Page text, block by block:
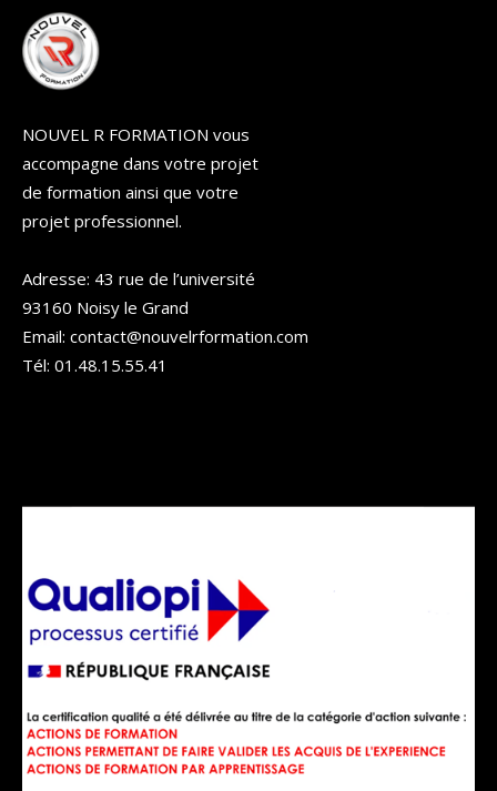
NOUVEL R FORMATION vous
accompagne dans votre projet
de formation ainsi que votre
projet professionnel.
Adresse: 43 rue de l’université
93160 Noisy le Grand
Email: contact@nouvelrformation.com
Tél: 01.48.15.55.41